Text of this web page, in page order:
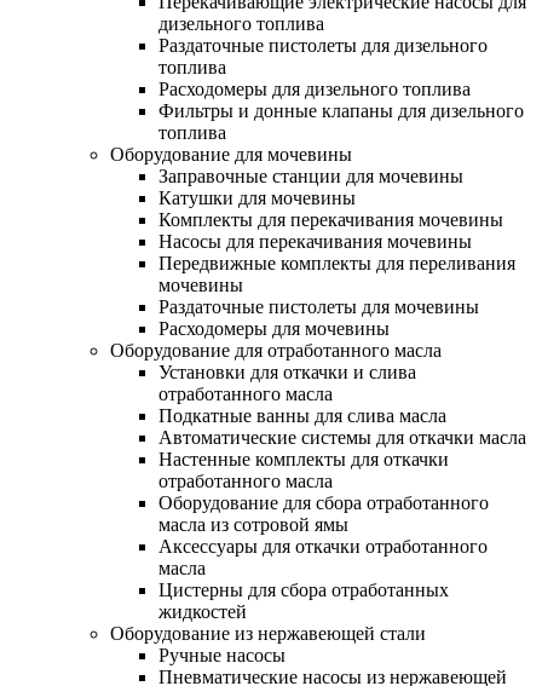
дизельного топлива
Раздаточные пистолеты для дизельного
топлива
Расходомеры для дизельного топлива
Фильтры и донные клапаны для дизельного
топлива
Оборудование для мочевины
Заправочные станции для мочевины
Катушки для мочевины
Комплекты для перекачивания мочевины
Насосы для перекачивания мочевины
Передвижные комплекты для переливания
мочевины
Раздаточные пистолеты для мочевины
Расходомеры для мочевины
Оборудование для отработанного масла
Установки для откачки и слива
отработанного масла
Подкатные ванны для слива масла
Автоматические системы для откачки масла
Настенные комплекты для откачки
отработанного масла
Оборудование для сбора отработанного
масла из сотровой ямы
Аксессуары для откачки отработанного
масла
Цистерны для сбора отработанных
жидкостей
Оборудование из нержавеющей стали
Ручные насосы
Пневматические насосы из нержавеющей